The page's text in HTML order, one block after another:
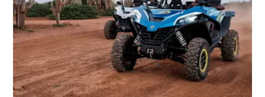
Buceo
Cultura
&
gastronomía
Familiar
Planifica
tu